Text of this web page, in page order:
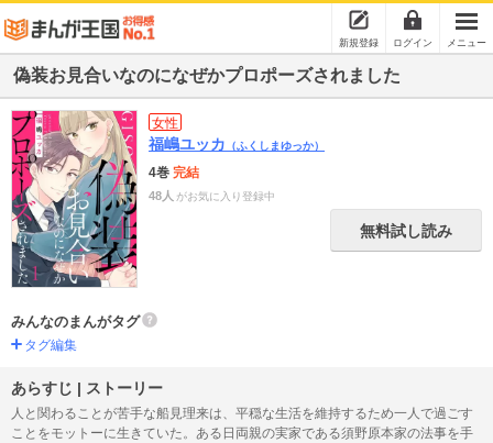
新規登録 ログイン メニュー
偽装お見合いなのになぜかプロポーズされました
女性
福嶋ユッカ （ふくしまゆっか）
4巻 完結
48人 がお気に入り登録中
無料試し読み
みんなのまんがタグ
タグ編集
あらすじ | ストーリー
人と関わることが苦手な船見理来は、平穏な生活を維持するため一人で過ごす
ことをモットーに生きていた。ある日両親の実家である須野原本家の法事を手